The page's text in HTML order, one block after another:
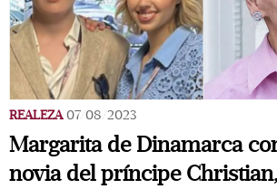
REALEZA 07/08/2023
Margarita de Dinamarca
novia del príncipe